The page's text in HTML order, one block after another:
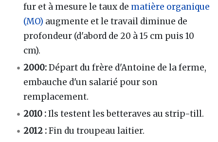
fur et à mesure le taux de matière organique
(MO) augmente et le travail diminue de
profondeur (d'abord de 20 à 15 cm puis 10
cm).
2000:Départ du frère d'Antoine de la ferme,
embauche d'un salarié pour son
remplacement.
2010 :Ils testent les betteraves au strip-till.
2012 :Fin du troupeau laitier.